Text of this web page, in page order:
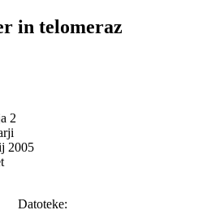
in telomeraz
2
2005
Datoteke: